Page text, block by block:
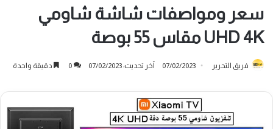
سعر ومواصفات شاشة شاومي
UHD 4K مقاس 55 بوصة
فريق التحرير 07/02/2023 آخر تحديث: 07/02/2023 0 دقيقة واحدة